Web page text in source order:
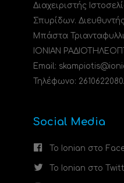
Διαχειριστής
Σπυρίδων.
Μπάστα
ΙΟΝΙΑΝ
Email:
Τηλέφωνο: 2610622080.
Social Media
Το Ionian στο
Το Ionian στο